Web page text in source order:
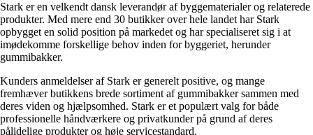
Stark er en velkendt dansk leverandør af byggematerialer og relaterede
produkter. Med mere end 30 butikker over hele landet har Stark
opbygget en solid position på markedet og har specialiseret sig i at
imødekomme forskellige behov inden for byggeriet, herunder
gummibakker.
Kunders anmeldelser af Stark er generelt positive, og mange
fremhæver butikkens brede sortiment af gummibakker sammen med
deres viden og hjælpsomhed. Stark er et populært valg for både
professionelle håndværkere og privatkunder på grund af deres
pålidelige produkter og høje servicestandard.